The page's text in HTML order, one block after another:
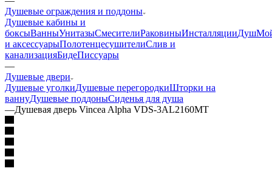
Душевые ограждения и поддоны
Душевые кабины и
боксыВанныУнитазыСмесителиРаковиныИнсталляцииДуш
и аксессуарыПолотенцесушителиСлив и
канализацияБидеПиссуары
—
Душевые двери
Душевые уголкиДушевые перегородкиШторки на
ваннуДушевые поддоныСиденья для душа
—Душевая дверь Vincea Alpha VDS-3AL2160MT